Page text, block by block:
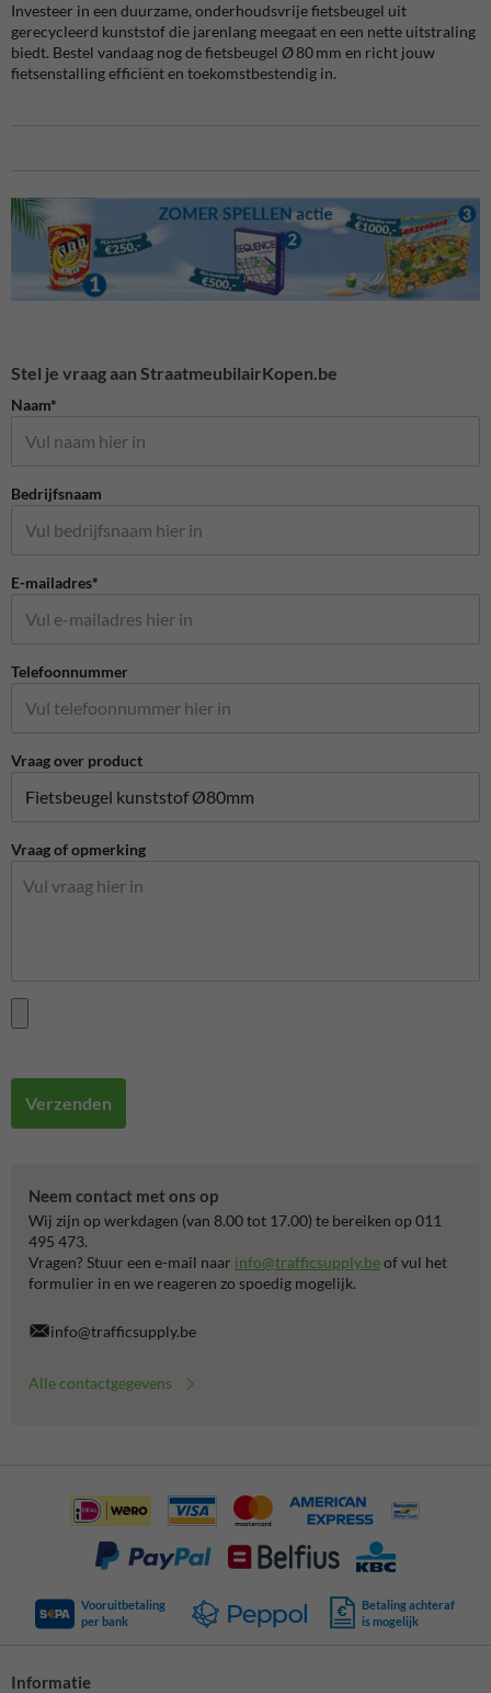
Investeer in een duurzame, onderhoudsvrije fietsbeugel uit
gerecycleerd kunststof die jarenlang meegaat en een nette uitstraling
biedt. Bestel vandaag nog de fietsbeugel Ø 80 mm en richt jouw
fietsenstalling efficiënt en toekomstbestendig in.
Stel je vraag aan StraatmeubilairKopen.be
Naam*
Bedrijfsnaam
E-mailadres*
Telefoonnummer
Vraag over product
Vraag of opmerking
Verzenden
Neem contact met ons op
Wij zijn op werkdagen (van 8.00 tot 17.00) te bereiken op 011
495 473.
Vragen? Stuur een e-mail naar info@trafficsupply.beof vul het
formulier in en we reageren zo spoedig mogelijk.
info@trafficsupply.be
Alle contactgegevens
Vooruitbetaling
per bank
Betaling achteraf
is mogelijk
Informatie